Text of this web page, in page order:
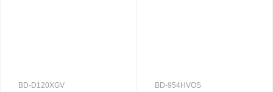
BD-D120XGV BD-954HVOS